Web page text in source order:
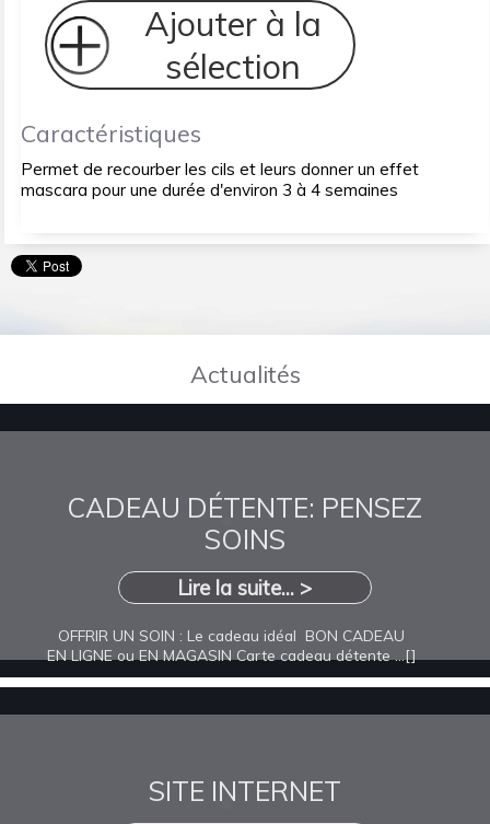
Ajouter à la
sélection
Caractéristiques
Permet de recourber les cils et leurs donner un effet
mascara pour une durée d'environ 3 à 4 semaines
Actualités
CADEAU DÉTENTE: PENSEZ
SOINS
Lire la suite... >
OFFRIR UN SOIN : Le cadeau idéal BON CADEAU
EN LIGNE ou EN MAGASIN Carte cadeau détente ...[]
SITE INTERNET